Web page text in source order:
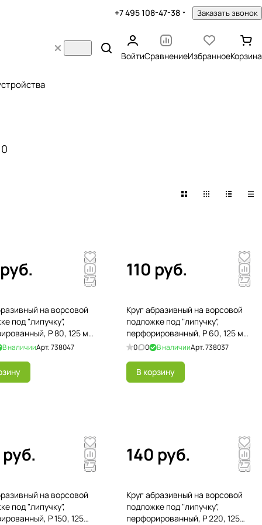
+7 495 108-47-38 Заказать звонок
ВойтиСравнениеИзбранноеКорзина
на ворсовой
под "липучку",
P 80, 125 мм,
В наличииАрт.738047
110 руб.
Круг абразивный на ворсовой
подложке под "липучку",
перфорированный, P 60, 125 мм,
5 шт
0 0 В наличииАрт.738037
В корзину
на ворсовой
под "липучку",
P 150, 125
140 руб.
Круг абразивный на ворсовой
подложке под "липучку",
перфорированный, P 220, 125